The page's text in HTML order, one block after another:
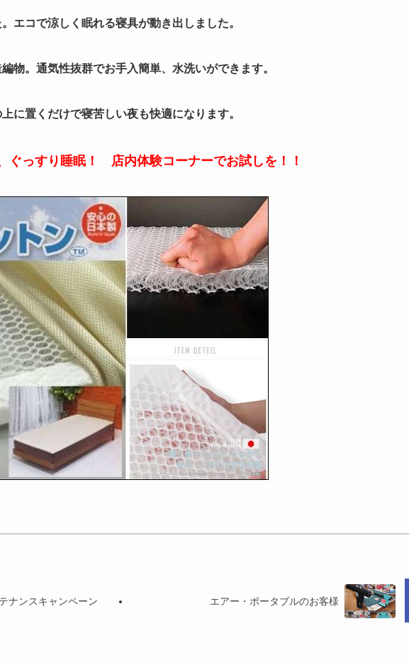
エコで涼しく眠れる寝具が動き出しました。
物。通気性抜群でお手入簡単、水洗いができます。
に置くだけで寝苦しい夜も快適になります。
ぐっすり睡眠！ 店内体験コーナーでお試しを！！
ナンスキャンペーン エアー・ポータブルのお客様